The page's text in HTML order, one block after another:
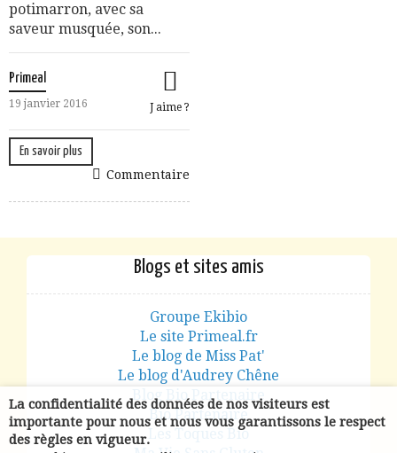
potimarron, avec sa
saveur musquée, son...
Primeal
19 janvier 2016 J aime ?
En savoir plus
Commentaire
Blogs et sites amis
Groupe Ekibio
Le site Primeal.fr
Le blog de Miss Pat'
Le blog d'Audrey Chêne
Blog Bio Partenaire
Bio Partenaire
Les Toques Bio
La confidentialité des données de nos visiteurs est
importante pour nous et nous vous garantissons le respect
des règles en vigueur.